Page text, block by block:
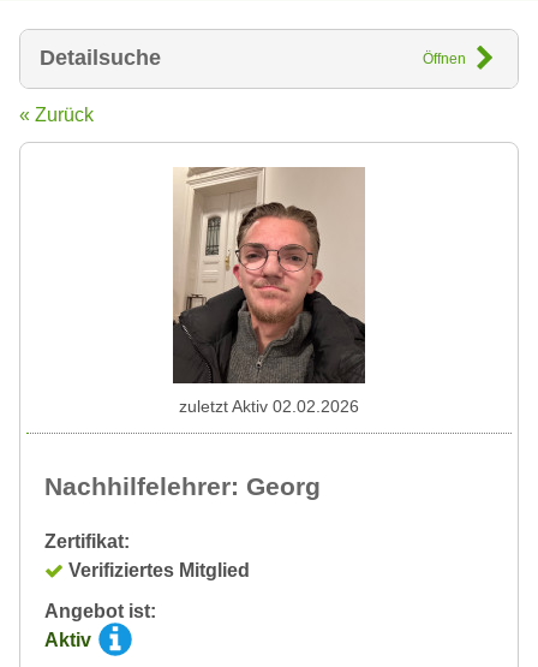
Detailsuche Öffnen
« Zurück
Nachhilfelehrer: Georg
Zertifikat:
Verifiziertes Mitglied
Angebot ist:
Aktiv
zuletzt Aktiv 02.02.2026